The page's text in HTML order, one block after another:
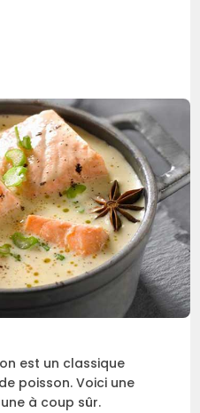
est un classique
poisson. Voici une
à coup sûr.